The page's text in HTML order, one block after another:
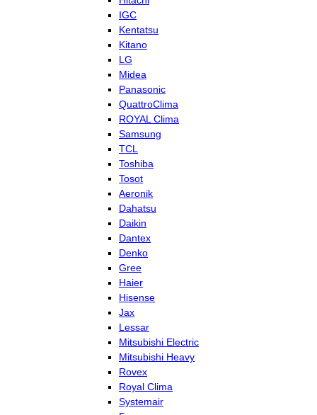
IGC
Kentatsu
Kitano
LG
Midea
Panasonic
QuattroClima
ROYAL Clima
Samsung
TCL
Toshiba
Tosot
Aeronik
Dahatsu
Daikin
Dantex
Denko
Gree
Haier
Hisense
Jax
Lessar
Mitsubishi Electric
Mitsubishi Heavy
Rovex
Royal Clima
Systemair